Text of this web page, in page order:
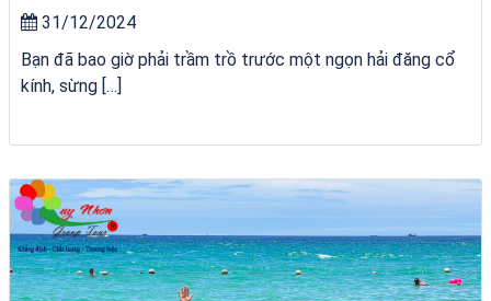
31/12/2024
Bạn đã bao giờ phải trầm trồ trước một ngọn hải đăng cổ
kính, sừng […]
tour ghép Hòn Khô